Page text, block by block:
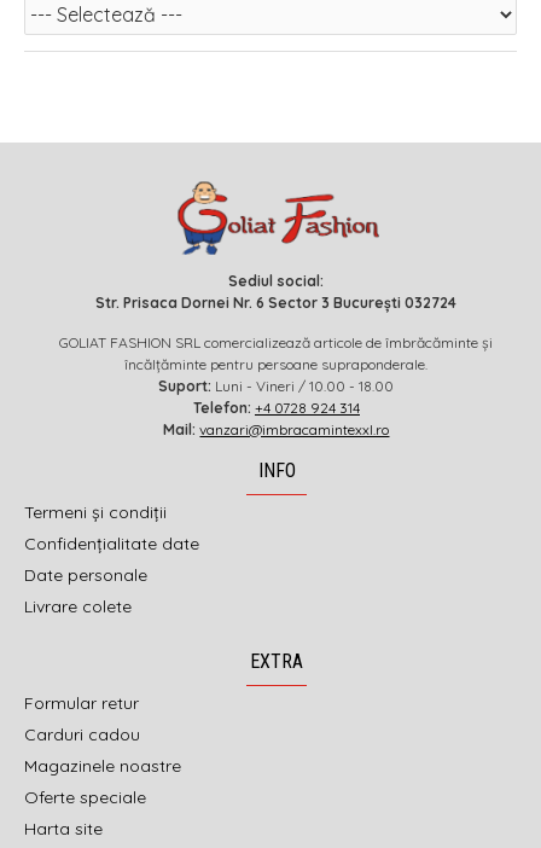
Sediul social:
Str. Prisaca Dornei Nr. 6 Sector 3 București 032724
GOLIAT FASHION SRL comercializează articole de îmbrăcăminte și
încălțăminte pentru persoane supraponderale.
Suport: Luni - Vineri / 10.00 - 18.00
Telefon: +4 0728 924 314
Mail: vanzari@imbracamintexxl.ro
INFO
Termeni și condiții
Confidențialitate date
Date personale
Livrare colete
EXTRA
Formular retur
Carduri cadou
Magazinele noastre
Oferte speciale
Harta site